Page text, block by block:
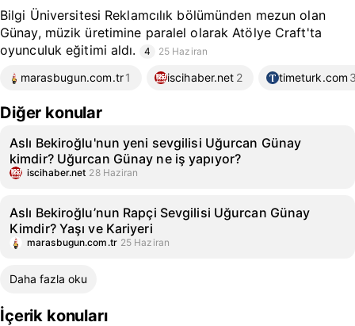
Bilgi Üniversitesi Reklamcılık bölümünden mezun olan
Günay, müzik üretimine paralel olarak Atölye Craft'ta
oyunculuk eğitimi aldı.
4 25 Haziran
marasbugun.com.tr1 iscihaber.net 2 timeturk.com
Diğer konular
Aslı Bekiroğlu'nun yeni sevgilisi Uğurcan Günay
kimdir? Uğurcan Günay ne iş yapıyor?
iscihaber.net 28 Haziran
Aslı Bekiroğlu’nun Rapçi Sevgilisi Uğurcan Günay
Kimdir? Yaşı ve Kariyeri
marasbugun.com.tr 25 Haziran
Daha fazla oku
İçerik konuları